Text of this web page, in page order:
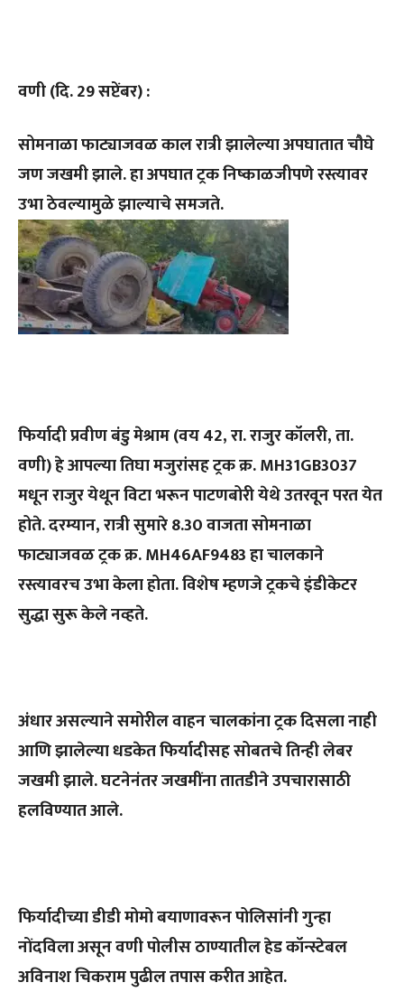
वणी (दि. 29 सप्टेंबर) :
सोमनाळा फाट्याजवळ काल रात्री झालेल्या अपघातात चौघे
जण जखमी झाले. हा अपघात ट्रक निष्काळजीपणे रस्त्यावर
उभा ठेवल्यामुळे झाल्याचे समजते.
फिर्यादी प्रवीण बंडु मेश्राम (वय 42, रा. राजुर कॉलरी, ता.
वणी) हे आपल्या तिघा मजुरांसह ट्रक क्र. MH31GB3037
मधून राजुर येथून विटा भरून पाटणबोरी येथे उतरवून परत येत
होते. दरम्यान, रात्री सुमारे 8.30 वाजता सोमनाळा
फाट्याजवळ ट्रक क्र. MH46AF9483 हा चालकाने
रस्त्यावरच उभा केला होता. विशेष म्हणजे ट्रकचे इंडीकेटर
सुद्धा सुरू केले नव्हते.
अंधार असल्याने समोरील वाहन चालकांना ट्रक दिसला नाही
आणि झालेल्या धडकेत फिर्यादीसह सोबतचे तिन्ही लेबर
जखमी झाले. घटनेनंतर जखमींना तातडीने उपचारासाठी
हलविण्यात आले.
फिर्यादीच्या डीडी मोमो बयाणावरून पोलिसांनी गुन्हा
नोंदविला असून वणी पोलीस ठाण्यातील हेड कॉन्स्टेबल
अविनाश चिकराम पुढील तपास करीत आहेत.